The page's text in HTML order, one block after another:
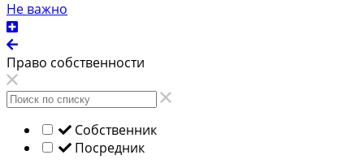
Не важно
Право собственности
Собственник
Посредник